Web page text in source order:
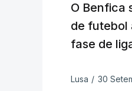
O Benfica
de futebol
fase de
Lusa / 30